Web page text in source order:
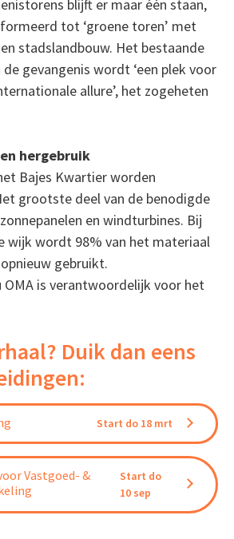
blijft er maar één staan,
tot ‘groene toren’ met
stadslandbouw. Het bestaande
gevangenis wordt ‘een plek voor
allure’, het zogeheten
hergebruik
Bajes Kwartier worden
grootste deel van de benodigde
en windturbines. Bij
wijk wordt 98% van het materiaal
gebruikt.
OMA is verantwoordelijk voor het
Duik dan eens
Start do 18 mrt
Vastgoed- &
Start do
10 sep